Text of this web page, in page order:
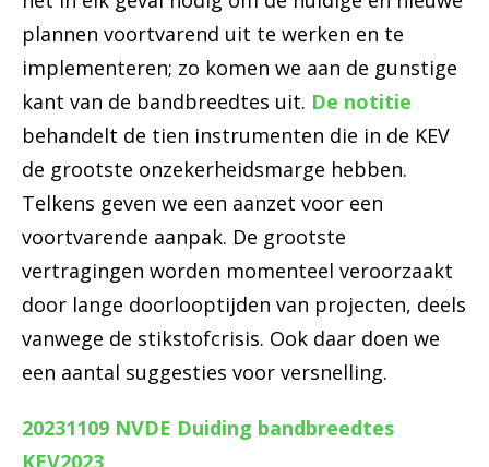
plannen voortvarend uit te werken en te
implementeren; zo komen we aan de gunstige
kant van de bandbreedtes uit. De notitie
behandelt de tien instrumenten die in de KEV
de grootste onzekerheidsmarge hebben.
Telkens geven we een aanzet voor een
voortvarende aanpak. De grootste
vertragingen worden momenteel veroorzaakt
door lange doorlooptijden van projecten, deels
vanwege de stikstofcrisis. Ook daar doen we
een aantal suggesties voor versnelling.
20231109 NVDE Duiding bandbreedtes